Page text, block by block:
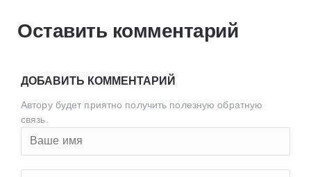
Оставить комментарий
ДОБАВИТЬ КОММЕНТАРИЙ
Автору будет приятно получить полезную обратную
связь.